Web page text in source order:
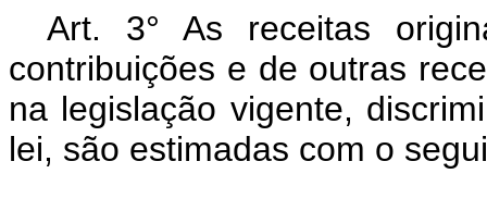
Art. 3° As receitas
contribuições e de outras
na legislação vigente,
lei, são estimadas com o